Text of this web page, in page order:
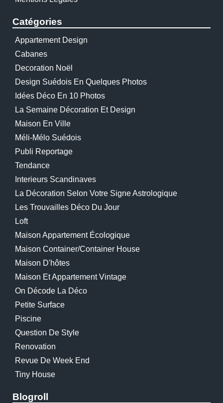
Catégories
Appartement Design
Cabanes
Decoration Noël
Design Suédois En Quelques Photos
Idées Déco En 10 Photos
La Semaine Décoration Et Design
Maison En Ville
Méli-Mélo Suédois
Publi Reportage
Tendance
Interieurs Scandinaves
La Décoration Selon Votre Signe Astrologique
Les Trouvailles Déco Du Jour
Loft
Maison Appartement Écologique
Maison Container/container House
Maison D'hôtes
Maison Et Appartement Vintage
On Décode La Déco
Petite Surface
Piscine
Question De Style
Renovation
Revue De Week End
Tiny House
Blogroll